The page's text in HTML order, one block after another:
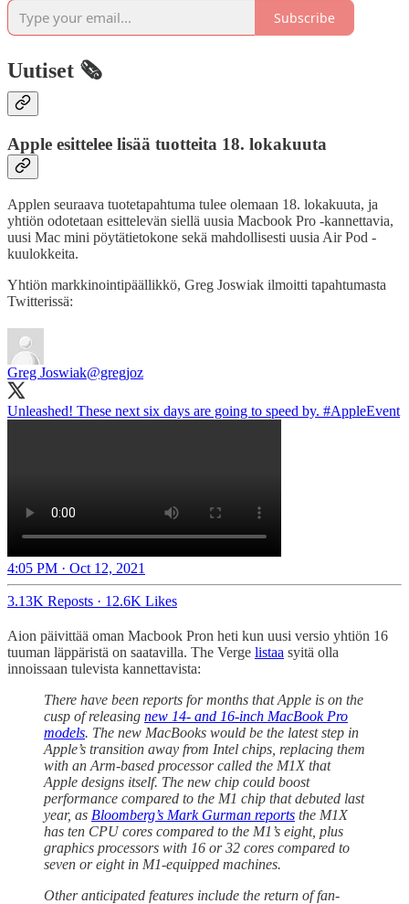
Subscribe
Uutiset 🗞️
Apple esittelee lisää tuotteita 18. lokakuuta
Applen seuraava tuotetapahtuma tulee olemaan 18. lokakuuta, ja
yhtiön odotetaan esittelevän siellä uusia Macbook Pro -kannettavia,
uusi Mac mini pöytätietokone sekä mahdollisesti uusia Air Pod -
kuulokkeita.
Yhtiön markkinointipäällikkö, Greg Joswiak ilmoitti tapahtumasta
Twitterissä:
Greg Joswiak@gregjoz
Unleashed! These next six days are going to speed by. #AppleEvent
4:05 PM · Oct 12, 2021
3.13K Reposts · 12.6K Likes
Aion päivittää oman Macbook Pron heti kun uusi versio yhtiön 16
tuuman läppäristä on saatavilla. The Verge listaa syitä olla
innoissaan tulevista kannettavista:
There have been reports for months that Apple is on the
cusp of releasing new 14- and 16-inch MacBook Pro
models. The new MacBooks would be the latest step in
Apple’s transition away from Intel chips, replacing them
with an Arm-based processor called the M1X that
Apple designs itself. The new chip could boost
performance compared to the M1 chip that debuted last
year, as Bloomberg’s Mark Gurman reports the M1X
has ten CPU cores compared to the M1’s eight, plus
graphics processors with 16 or 32 cores compared to
seven or eight in M1-equipped machines.
Other anticipated features include the return of fan-